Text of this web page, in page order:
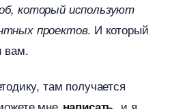
который используют
проекто. И который
вам.
там получается